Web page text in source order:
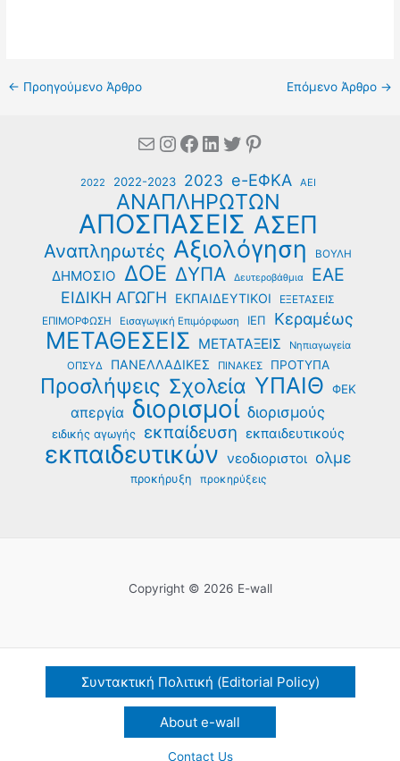
← Προηγούμενο Άρθρο Επόμενο Άρθρο →
MailInstagram
Facebook
Linkedin
Twitter
Pinterest
2022 2022-2023 2023 e-ΕΦΚΑ ΑΕΙ
ΑΝΑΠΛΗΡΩΤΩΝ
ΑΠΟΣΠΑΣΕΙΣ ΑΣΕΠ
Αναπληρωτές Αξιολόγηση ΒΟΥΛΗ
ΔΗΜΟΣΙΟ ΔΟΕ ΔΥΠΑ Δευτεροβάθμια ΕΑΕ
ΕΙΔΙΚΗ ΑΓΩΓΗ ΕΚΠΑΙΔΕΥΤΙΚΟΙ ΕΞΕΤΑΣΕΙΣ
ΕΠΙΜΟΡΦΩΣΗ Εισαγωγική Επιμόρφωση ΙΕΠ Κεραμέως
ΜΕΤΑΘΕΣΕΙΣ ΜΕΤΑΤΑΞΕΙΣ
Νηπιαγωγεία
ΟΠΣΥΔ
ΠΑΝΕΛΛΑΔΙΚΕΣ ΠΙΝΑΚΕΣ ΠΡΟΤΥΠΑ
Προσλήψεις Σχολεία ΥΠΑΙΘ ΦΕΚ
απεργία διορισμοί διορισμούς
ειδικής αγωγής εκπαίδευση εκπαιδευτικούς
εκπαιδευτικών νεοδιοριστοι ολμε
προκήρυξη προκηρύξεις
Copyright © 2026 E-wall
Συντακτική Πολιτική (Editorial Policy)
About e-wall
Contact Us